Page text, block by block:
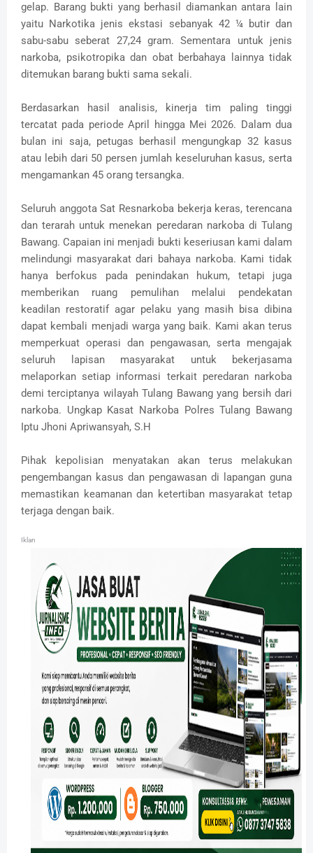
gelap. Barang bukti yang berhasil diamankan antara lain
yaitu Narkotika jenis ekstasi sebanyak 42 ¼ butir dan
sabu-sabu seberat 27,24 gram. Sementara untuk jenis
narkoba, psikotropika dan obat berbahaya lainnya tidak
ditemukan barang bukti sama sekali.
Berdasarkan hasil analisis, kinerja tim paling tinggi
tercatat pada periode April hingga Mei 2026. Dalam dua
bulan ini saja, petugas berhasil mengungkap 32 kasus
atau lebih dari 50 persen jumlah keseluruhan kasus, serta
mengamankan 45 orang tersangka.
Seluruh anggota Sat Resnarkoba bekerja keras, terencana
dan terarah untuk menekan peredaran narkoba di Tulang
Bawang. Capaian ini menjadi bukti keseriusan kami dalam
melindungi masyarakat dari bahaya narkoba. Kami tidak
hanya berfokus pada penindakan hukum, tetapi juga
memberikan ruang pemulihan melalui pendekatan
keadilan restoratif agar pelaku yang masih bisa dibina
dapat kembali menjadi warga yang baik. Kami akan terus
memperkuat operasi dan pengawasan, serta mengajak
seluruh lapisan masyarakat untuk bekerjasama
melaporkan setiap informasi terkait peredaran narkoba
demi terciptanya wilayah Tulang Bawang yang bersih dari
narkoba. Ungkap Kasat Narkoba Polres Tulang Bawang
Iptu Jhoni Apriwansyah, S.H
Pihak kepolisian menyatakan akan terus melakukan
pengembangan kasus dan pengawasan di lapangan guna
memastikan keamanan dan ketertiban masyarakat tetap
terjaga dengan baik.
Iklan